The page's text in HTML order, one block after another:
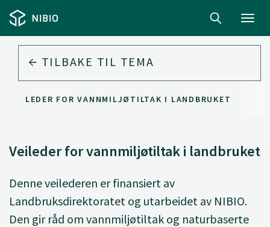
TILBAKE TIL TEMA
VEILEDER FOR VANNMILJØTILTAK I LANDBRUKET
Veileder for vannmiljøtiltak i landbruket
Denne veilederen er finansiert av
Landbruksdirektoratet og utarbeidet av NIBIO.
Den gir råd om vannmiljøtiltak og naturbaserte